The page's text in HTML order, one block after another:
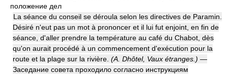
положение дел
La séance du conseil se déroula selon les directives de Paramin.
Désiré n'eut pas un mot à prononcer et il lui fut enjoint, en fin de
séance, d'aller prendre la température au café du Chabot, dès
qu'on aurait procédé à un commencement d'exécution pour la
route et la plage sur la rivière. (A. Dhôtel, Vaux étranges.) —
Заседание совета проходило согласно инструкциям